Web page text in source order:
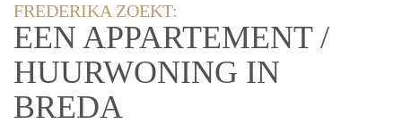
FREDERIKA ZOEKT:
EEN APPARTEMENT /
HUURWONING IN
BREDA